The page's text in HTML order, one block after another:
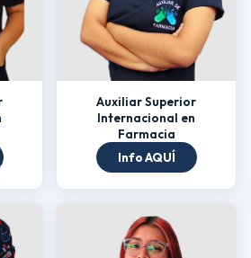
Auxiliar Superior
Internacional en
Farmacia
Info AQUÍ